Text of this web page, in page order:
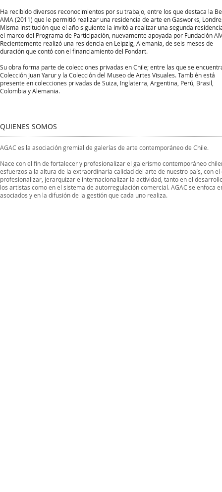
Ha recibido diversos reconocimientos por su trabajo, entre los que destaca la
AMA (2011) que le permitió realizar una residencia de arte en Gasworks,
Misma institución que el año siguiente la invitó a realizar una segunda
el marco del Programa de Participación, nuevamente apoyada por Fundación
Recientemente realizó una residencia en Leipzig, Alemania, de seis meses de
duración que contó con el financiamiento del Fondart.
Su obra forma parte de colecciones privadas en Chile; entre las que se
Colección Juan Yarur y la Colección del Museo de Artes Visuales. También está
presente en colecciones privadas de Suiza, Inglaterra, Argentina, Perú, Brasil,
Colombia y Alemania.
QUIENES SOMOS
AGAC es la asociación gremial de galerías de arte contemporáneo de Chile.
Nace con el fin de fortalecer y profesionalizar el galerismo contemporáneo
esfuerzos a la altura de la extraordinaria calidad del arte de nuestro país, con el
profesionalizar, jerarquizar e internacionalizar la actividad, tanto en el
los artistas como en el sistema de autorregulación comercial. AGAC se enfoca
asociados y en la difusión de la gestión que cada uno realiza.